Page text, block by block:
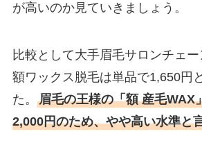
が高いのか見ていきましょう。
比較として大手眉毛サロンチェー
額ワックス脱毛は単品で1,650円
た。 眉毛の王様の「額 産毛WAX
2,000円のため、やや高い水準と